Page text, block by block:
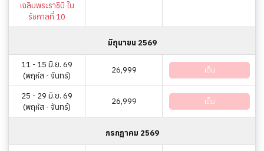
เฉลิมพระราชินี ใน
รัชกาลที่ 10
มิถุนายน 2569
11 - 15 มิ.ย. 69
(พฤหัส - จันทร์)
26,999 เต็ม
25 - 29 มิ.ย. 69
(พฤหัส - จันทร์)
26,999 เต็ม
กรกฎาคม 2569